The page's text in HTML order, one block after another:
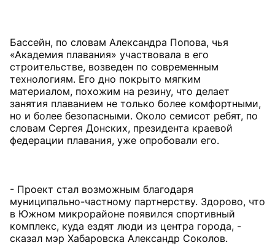
Бассейн, по словам Александра Попова, чья
«Академия плавания» участвовала в его
строительстве, возведен по современным
технологиям. Его дно покрыто мягким
материалом, похожим на резину, что делает
занятия плаванием не только более комфортными,
но и более безопасными. Около семисот ребят, по
словам Сергея Донских, президента краевой
федерации плавания, уже опробовали его.
- Проект стал возможным благодаря
муниципально-частному партнерству. Здорово, что
в Южном микрорайоне появился спортивный
комплекс, куда ездят люди из центра города, -
сказал мэр Хабаровска Александр Соколов.